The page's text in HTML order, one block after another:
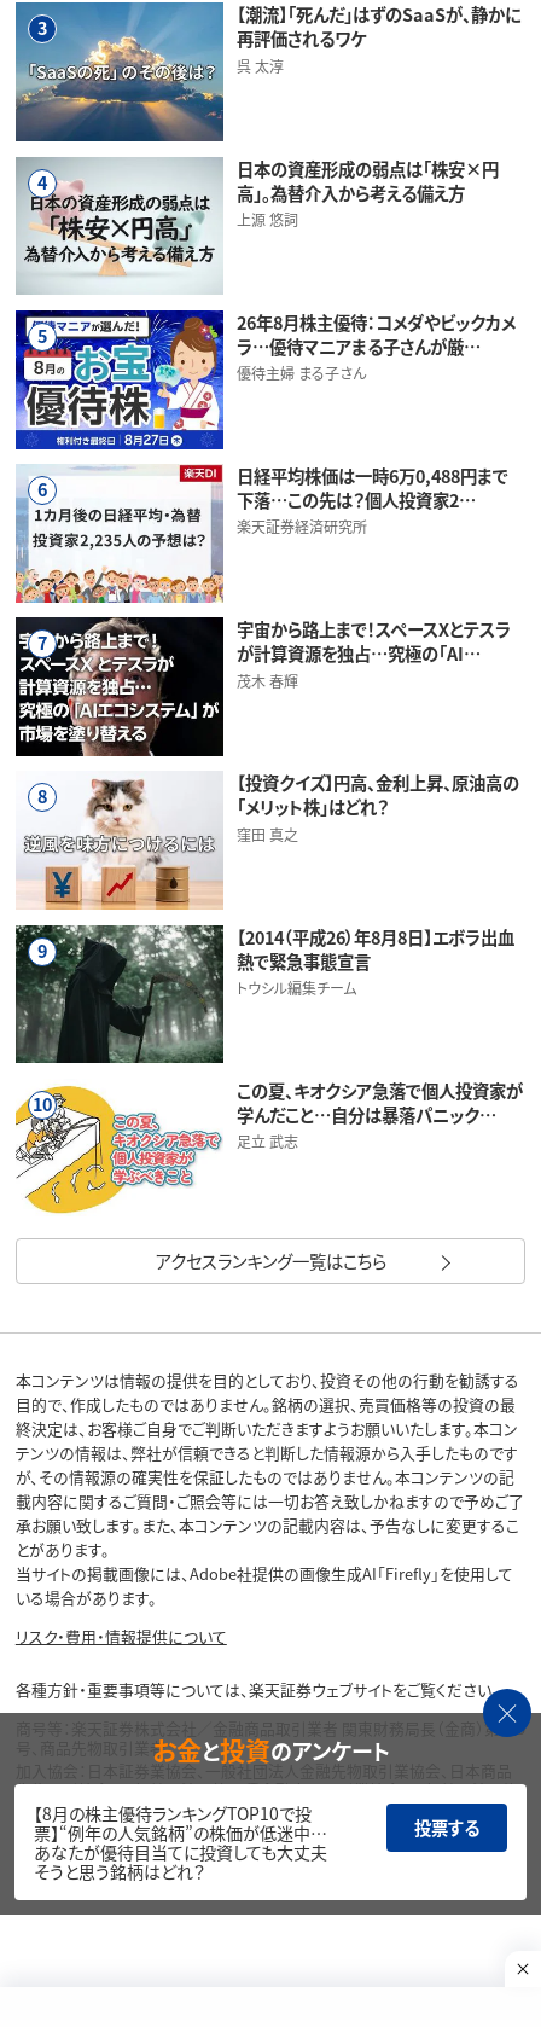
3
【潮流】「死んだ」はずのSaaSが、静かに
再評価されるワケ
呉 太淳
4
日本の資産形成の弱点は「株安×円
高」。為替介入から考える備え方
上源 悠詞
5
26年8月株主優待：コメダやビックカメ
ラ…優待マニアまる子さんが厳…
優待主婦 まる子さん
6
日経平均株価は一時6万0,488円まで
下落…この先は？個人投資家2…
楽天証券経済研究所
7
宇宙から路上まで！スペースXとテスラ
が計算資源を独占…究極の「AI…
茂木 春輝
8
【投資クイズ】円高、金利上昇、原油高の
「メリット株」はどれ？
窪田 真之
9
【2014（平成26）年8月8日】エボラ出血
熱で緊急事態宣言
トウシル編集チーム
10
この夏、キオクシア急落で個人投資家が
学んだこと…自分は暴落パニック…
足立 武志
アクセスランキング一覧はこちら
本コンテンツは情報の提供を目的としており、投資その他の行動を勧誘する
目的で、作成したものではありません。銘柄の選択、売買価格等の投資の最
終決定は、お客様ご自身でご判断いただきますようお願いいたします。本コン
テンツの情報は、弊社が信頼できると判断した情報源から入手したものです
が、その情報源の確実性を保証したものではありません。本コンテンツの記
載内容に関するご質問・ご照会等には一切お答え致しかねますので予めご了
承お願い致します。また、本コンテンツの記載内容は、予告なしに変更するこ
とがあります。
当サイトの掲載画像には、Adobe社提供の画像生成AI「Firefly」を使用して
いる場合があります。
リスク・費用・情報提供について
各種方針・重要事項等については、楽天証券ウェブサイトをご覧ください。
商号等：楽天証券株式会社／金融商品取引業者 関東財務局長（金商）第195
号、商品先物取引業者
加入協会：日本証券業協会、一般社団法人金融先物取引業協会、日本商品
先物取引協会、一般社団法人第二種金融商品取引業協会、一般社団法人資
産運用業協会
Copyright©
1999-2026 Rakuten Securities, Inc. All
お金と投資のアンケート
【8月の株主優待ランキングTOP10で投
票】“例年の人気銘柄”の株価が低迷中…
あなたが優待目当てに投資しても大丈夫
そうと思う銘柄はどれ？
投票する